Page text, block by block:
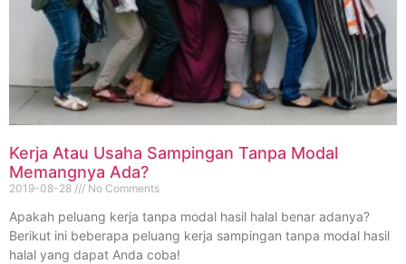
Kerja Atau Usaha Sampingan Tanpa Modal
Memangnya Ada?
2019-08-28 No Comments
Apakah peluang kerja tanpa modal hasil halal benar adanya?
Berikut ini beberapa peluang kerja sampingan tanpa modal hasil
halal yang dapat Anda coba!